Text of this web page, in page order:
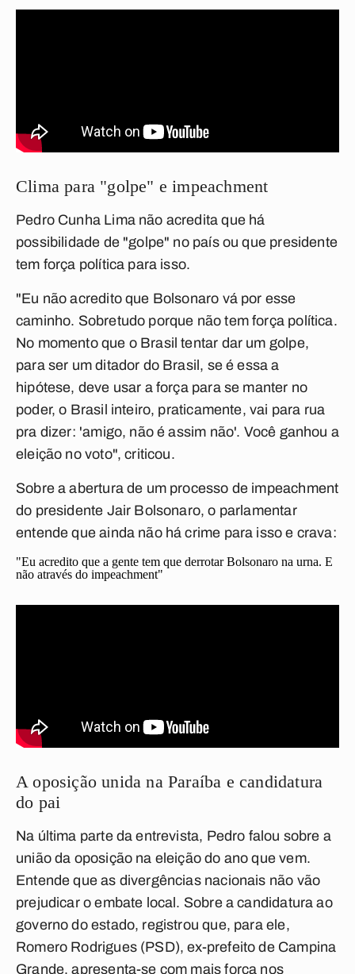
Clima para "golpe" e impeachment
Pedro Cunha Lima não acredita que há
possibilidade de "golpe" no país ou que presidente
tem força política para isso.
"Eu não acredito que Bolsonaro vá por esse
caminho. Sobretudo porque não tem força política.
No momento que o Brasil tentar dar um golpe,
para ser um ditador do Brasil, se é essa a
hipótese, deve usar a força para se manter no
poder, o Brasil inteiro, praticamente, vai para rua
pra dizer: 'amigo, não é assim não'. Você ganhou a
eleição no voto", criticou.
Sobre a abertura de um processo de impeachment
do presidente Jair Bolsonaro, o parlamentar
entende que ainda não há crime para isso e crava:
"Eu acredito que a gente tem que derrotar Bolsonaro na urna. E
não através do impeachment"
A oposição unida na Paraíba e candidatura
do pai
Na última parte da entrevista, Pedro falou sobre a
união da oposição na eleição do ano que vem.
Entende que as divergências nacionais não vão
prejudicar o embate local. Sobre a candidatura ao
governo do estado, registrou que, para ele,
Romero Rodrigues (PSD), ex-prefeito de Campina
Grande, apresenta-se com mais força nos